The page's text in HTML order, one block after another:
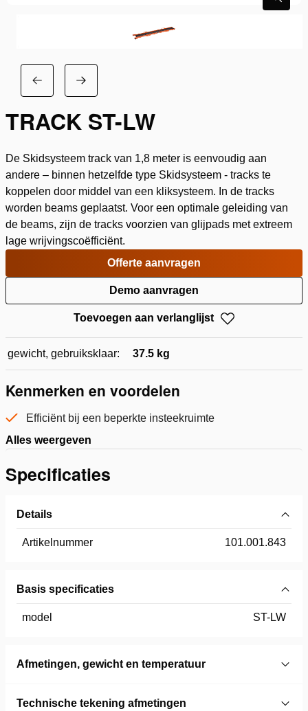
TRACK ST-LW
De Skidsysteem track van 1,8 meter is eenvoudig aan
andere – binnen hetzelfde type Skidsysteem - tracks te
koppelen door middel van een kliksysteem. In de tracks
worden beams geplaatst. Voor een optimale geleiding van
de beams, zijn de tracks voorzien van glijpads met extreem
lage wrijvingscoëfficiënt.
Offerte aanvragen
Demo aanvragen
Toevoegen aan verlanglijst
gewicht, gebruiksklaar: 37.5 kg
Kenmerken en voordelen
Efficiënt bij een beperkte insteekruimte
Alles weergeven
Specificaties
Details
Artikelnummer 101.001.843
Basis specificaties
model ST-LW
Afmetingen, gewicht en temperatuur
Technische tekening afmetingen